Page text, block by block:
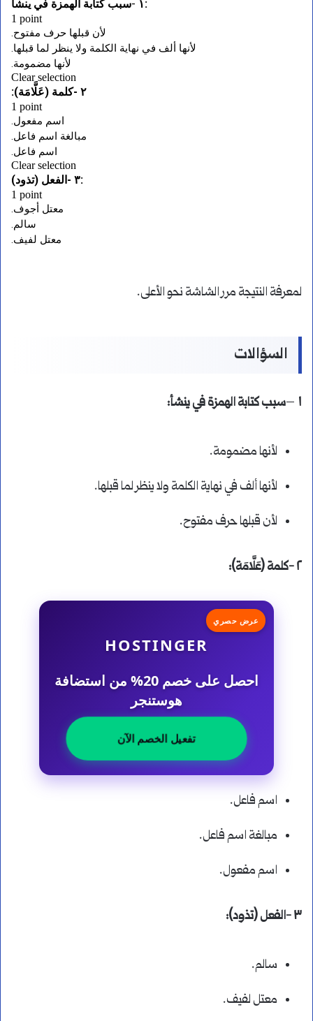
لمعرفة النتيجة مرر الشاشة نحو الأعلى.
السؤالات
١ –سبب كتابة الهمزة في ينشأ:
لأنها مضمومة.
لأنها ألف في نهاية الكلمة ولا ينظر لما قبلها.
لأن قبلها حرف مفتوح.
٢ -كلمة (عَلَّامَة):
عرض حصري
HOSTINGER
احصل على خصم 20% من استضافة
هوستنجر
تفعيل الخصم الآن
اسم فاعل.
مبالغة اسم فاعل.
اسم مفعول.
٣ -الفعل (تذود):
سالم.
معتل لفيف.